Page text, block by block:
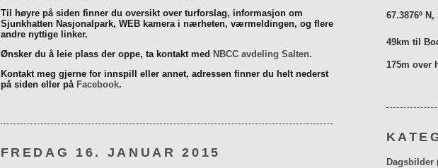
Til høyre på siden finner du oversikt over turforslag, informasjon om
Sjunkhatten Nasjonalpark, WEB kamera i nærheten, værmeldingen, og flere
andre nyttige linker.
Ønsker du å leie plass der oppe, ta kontakt med NBCC avdeling Salten.
Kontakt meg gjerne for innspill eller annet, adressen finner du helt nederst
på siden eller på Facebook.
FREDAG 16. JANUAR 2015
67.3876º N,
49km til
175m over
Dagsbilder